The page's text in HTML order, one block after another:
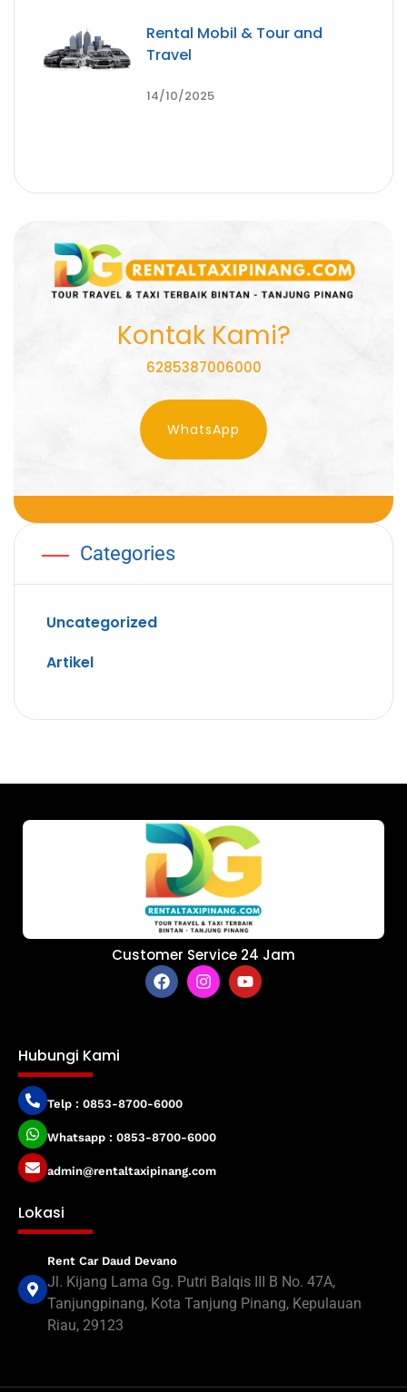
Rental Mobil & Tour and
Travel
14/10/2025
Kontak Kami?
6285387006000
WhatsApp
Categories
Uncategorized
Artikel
Customer Service 24 Jam
Hubungi Kami
Telp : 0853-8700-6000
Whatsapp : 0853-8700-6000
admin@rentaltaxipinang.com
Lokasi
Rent Car Daud Devano
Jl. Kijang Lama Gg. Putri Balqis III B No. 47A,
Tanjungpinang, Kota Tanjung Pinang, Kepulauan
Riau, 29123